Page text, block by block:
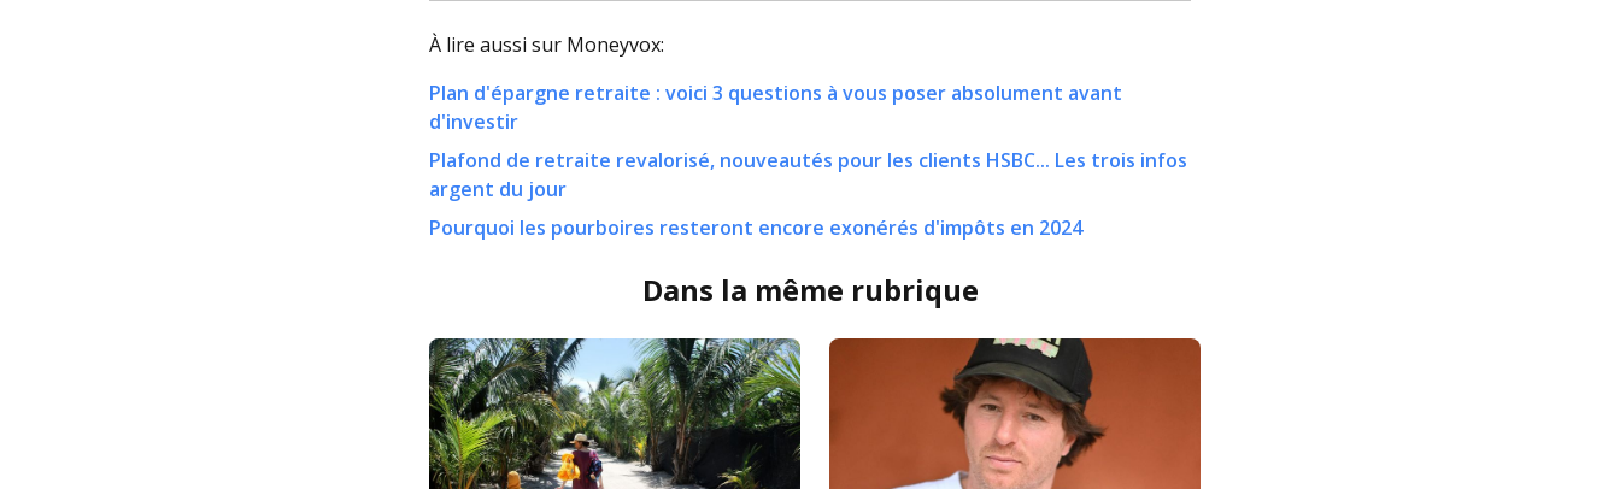
À lire aussi sur Moneyvox:
Plan d'épargne retraite : voici 3 questions à vous poser absolument avant
d'investir
Plafond de retraite revalorisé, nouveautés pour les clients HSBC... Les trois infos
argent du jour
Pourquoi les pourboires resteront encore exonérés d'impôts en 2024
Dans la même rubrique